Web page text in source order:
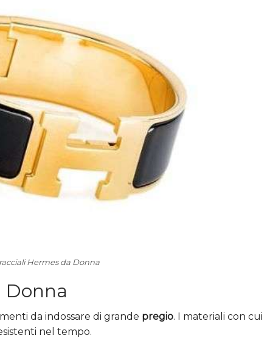
Hermes da Donna
Donna
da indossare di grande pregio. I materiali con cui
nel tempo.